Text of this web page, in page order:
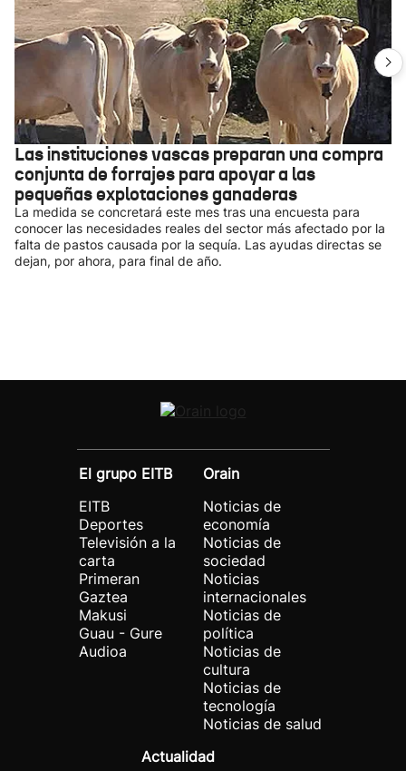
Las instituciones vascas preparan una compra
conjunta de forrajes para apoyar a las
pequeñas explotaciones ganaderas
La medida se concretará este mes tras una encuesta para
conocer las necesidades reales del sector más afectado por la
falta de pastos causada por la sequía. Las ayudas directas se
dejan, por ahora, para final de año.
El grupo EITB
EITB
Deportes
Televisión a la
carta
Primeran
Gaztea
Makusi
Guau - Gure
Audioa
Orain
Noticias de
economía
Noticias de
sociedad
Noticias
internacionales
Noticias de
política
Noticias de
cultura
Noticias de
tecnología
Noticias de salud
Actualidad